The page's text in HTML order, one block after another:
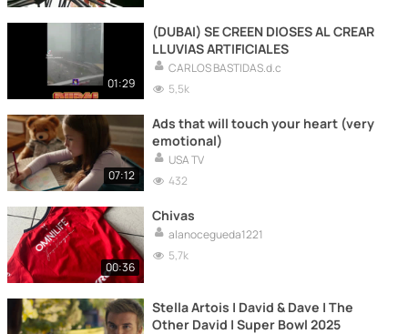
01:29
(DUBAI) SE CREEN DIOSES AL CREAR
LLUVIAS ARTIFICIALES
CARLOS BASTIDAS.d.c
5,5k
07:12
Ads that will touch your heart (very
emotional)
USA TV
432
00:36
Chivas
alanocegueda1221
5,7k
Stella Artois | David & Dave | The
Other David | Super Bowl 2025